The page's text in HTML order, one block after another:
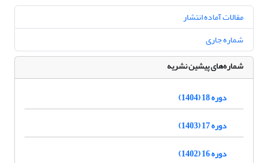
مقالات آماده انتشار
شماره جاری
شماره‌های پیشین نشریه
دوره 18 (1404)
دوره 17 (1403)
دوره 16 (1402)